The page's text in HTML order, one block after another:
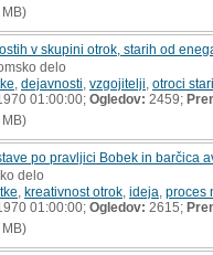
v skupini otrok, starih od
delo
dejavnosti vzgojitelji otroci
01:00:00; Ogledov: 2459;
po pravljici Bobek in barčica
delo
kreativnost otrok ideja proces
01:00:00; Ogledov: 2615;